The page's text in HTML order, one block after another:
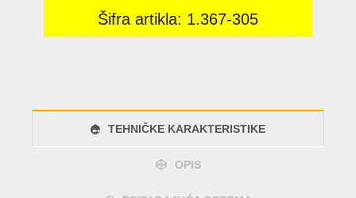
Šifra artikla: 1.367-305
TEHNIČKE KARAKTERISTIKE
OPIS